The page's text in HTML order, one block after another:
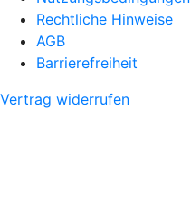
Rechtliche Hinweise
AGB
Barrierefreiheit
Vertrag widerrufen